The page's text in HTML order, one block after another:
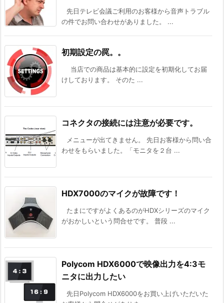
先日テレビ会議ご利用のお客様から音声トラブル
の件でお問い合わせがありました。 ...
初期設定の罠。。
当店での商品は基本的に設定を初期化してお届
けしております。 そのた ...
コネクタの接続には注意が必要です。
メニューが出てきません。 先日お客様から問い合
わせをもらいました。「モニタを２台 ...
HDX7000のマイクが故障です！
たまにですがよくあるのがHDXシリーズのマイク
がおかしいという問合せです。 普段 ...
Polycom HDX6000で映像出力を4:3モ
ニタに出力したい
先日Polycom HDX6000をお買い上げいただいた